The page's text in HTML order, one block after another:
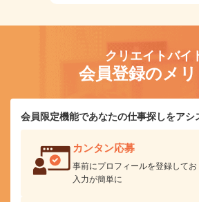
クリエイトバイ
会員登録のメリ
会員限定機能であなたの仕事探しをアシ
カンタン応募
事前にプロフィールを登録して
入力が簡単に